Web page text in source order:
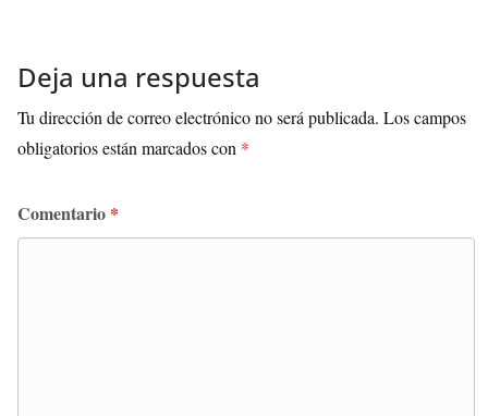
Deja una respuesta
Tu dirección de correo electrónico no será publicada. Los campos
obligatorios están marcados con *
Comentario *